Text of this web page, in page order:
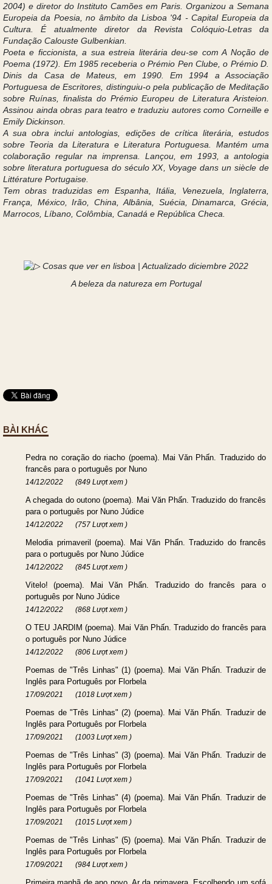
2004) e diretor do Instituto Camões em Paris. Organizou a Semana
Europeia da Poesia, no âmbito da Lisboa '94 - Capital Europeia da
Cultura. É atualmente diretor da Revista Colóquio-Letras da
Fundação Calouste Gulbenkian.
Poeta e ficcionista, a sua estreia literária deu-se com A Noção de
Poema (1972). Em 1985 receberia o Prémio Pen Clube, o Prémio D.
Dinis da Casa de Mateus, em 1990. Em 1994 a Associação
Portuguesa de Escritores, distinguiu-o pela publicação de Meditação
sobre Ruínas, finalista do Prémio Europeu de Literatura Aristeion.
Assinou ainda obras para teatro e traduziu autores como Corneille e
Emily Dickinson.
A sua obra inclui antologias, edições de crítica literária, estudos
sobre Teoria da Literatura e Literatura Portuguesa. Mantém uma
colaboração regular na imprensa. Lançou, em 1993, a antologia
sobre literatura portuguesa do século XX, Voyage dans un siècle de
Littérature Portugaise.
Tem obras traduzidas em Espanha, Itália, Venezuela, Inglaterra,
França, México, Irão, China, Albânia, Suécia, Dinamarca, Grécia,
Marrocos, Líbano, Colômbia, Canadá e República Checa.
A beleza da natureza em Portugal
BÀI KHÁC
Pedra no coração do riacho (poema). Mai Văn Phấn. Traduzido do
francês para o português por Nuno
14/12/2022 (849 Lượt xem )
A chegada do outono (poema). Mai Văn Phấn. Traduzido do francês
para o português por Nuno Júdice
14/12/2022 (757 Lượt xem )
Melodia primaveril (poema). Mai Văn Phấn. Traduzido do francês
para o português por Nuno Júdice
14/12/2022 (845 Lượt xem )
Vitelo! (poema). Mai Văn Phấn. Traduzido do francês para o
português por Nuno Júdice
14/12/2022 (868 Lượt xem )
O TEU JARDIM (poema). Mai Văn Phấn. Traduzido do francês para
o português por Nuno Júdice
14/12/2022 (806 Lượt xem )
Poemas de "Três Linhas" (1) (poema). Mai Văn Phấn. Traduzir de
Inglês para Português por Florbela
17/09/2021 (1018 Lượt xem )
Poemas de "Três Linhas" (2) (poema). Mai Văn Phấn. Traduzir de
Inglês para Português por Florbela
17/09/2021 (1003 Lượt xem )
Poemas de "Três Linhas" (3) (poema). Mai Văn Phấn. Traduzir de
Inglês para Português por Florbela
17/09/2021 (1041 Lượt xem )
Poemas de "Três Linhas" (4) (poema). Mai Văn Phấn. Traduzir de
Inglês para Português por Florbela
17/09/2021 (1015 Lượt xem )
Poemas de "Três Linhas" (5) (poema). Mai Văn Phấn. Traduzir de
Inglês para Português por Florbela
17/09/2021 (984 Lượt xem )